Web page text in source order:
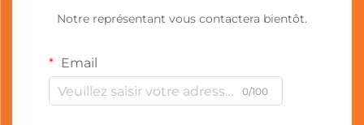
Notre représentant vous contactera bientôt.
Email
0/100